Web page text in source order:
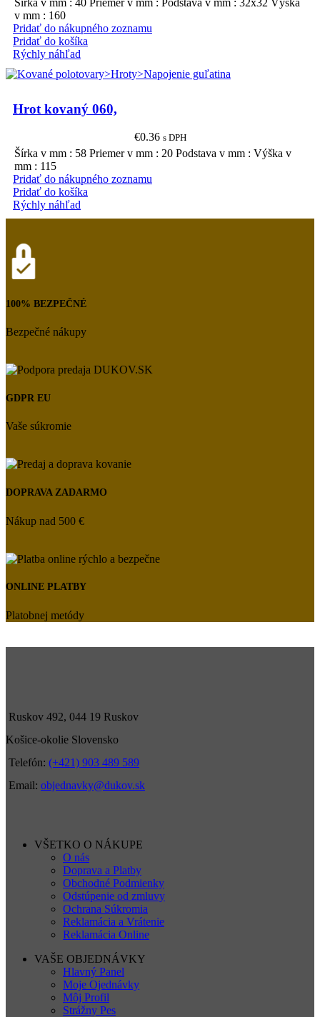
Šírka v mm : 40 Priemer v mm : Podstava v mm : 32x32 Výška
v mm : 160
Pridať do nákupného zoznamu
Pridať do košíka
Rýchly náhľad
Hrot kovaný 060,
€0.36 s DPH
Šírka v mm : 58 Priemer v mm : 20 Podstava v mm : Výška v
mm : 115
Pridať do nákupného zoznamu
Pridať do košíka
Rýchly náhľad
100% BEZPEČNÉ
Bezpečné nákupy
GDPR EU
Vaše súkromie
DOPRAVA ZADARMO
Nákup nad 500 €
ONLINE PLATBY
Platobnej metódy
Ruskov 492, 044 19 Ruskov
Košice-okolie Slovensko
Telefón: (+421) 903 489 589
Email: objednavky@dukov.sk
VŠETKO O NÁKUPE
O nás
Doprava a Platby
Obchodné Podmienky
Odstúpenie od zmluvy
Ochrana Súkromia
Reklamácia a Vrátenie
Reklamácia Online
VAŠE OBJEDNÁVKY
Hlavný Panel
Moje Ojednávky
Môj Profil
Strážny Pes